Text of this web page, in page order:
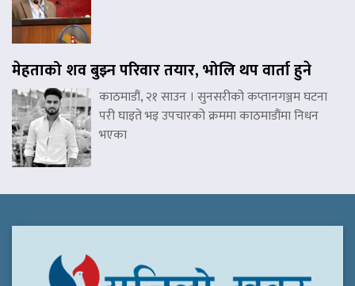
मेहताको शव बुझ्न परिवार तयार, भोलि थप वार्ता हुने
काठमाडौं, २१ साउन । सुनसरीको कप्तानगञ्जम घटना
परी घाइते भइ उपचारको क्रममा काठमाडौंमा निधन
भएका